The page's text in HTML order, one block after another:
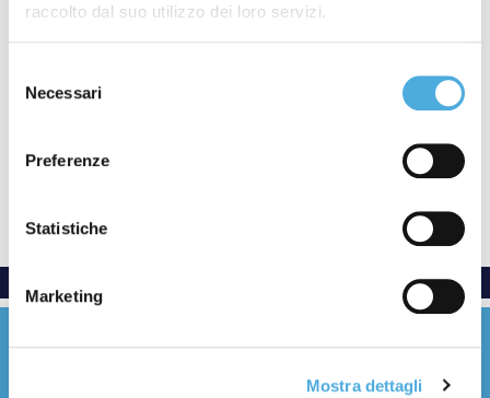
raccolto dal suo utilizzo dei loro servizi.
delNecessari
Preferenze
Statistiche
Marketing
Mostra dettagli